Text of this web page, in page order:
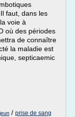
faut, dans les
voie à
où des périodes
de connaître
la maladie est
septicaemic
/ prise de sang